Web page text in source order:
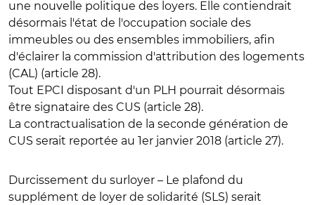
une nouvelle politique des loyers. Elle contiendrait
désormais l'état de l'occupation sociale des
immeubles ou des ensembles immobiliers, afin
d'éclairer la commission d'attribution des logements
(CAL) (article 28).
Tout EPCI disposant d'un PLH pourrait désormais
être signataire des CUS (article 28).
La contractualisation de la seconde génération de
CUS serait reportée au 1er janvier 2018 (article 27).
Durcissement du surloyer – Le plafond du
supplément de loyer de solidarité (SLS) serait